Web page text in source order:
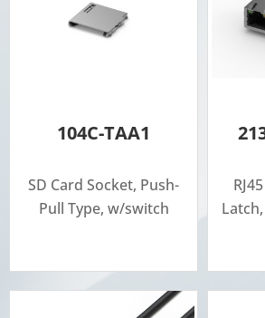
104C-TAA1
SD Card Socket, Push-
Pull Type, w/switch